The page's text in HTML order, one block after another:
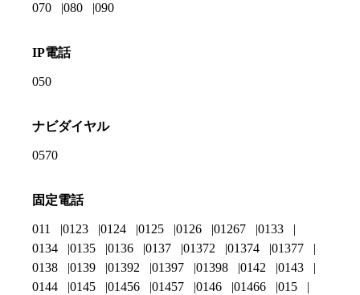
070 080 090
IP電話
050
ナビダイヤル
0570
固定電話
011 0123 0124 0125 0126 01267
0133
0134
0135 0136 0137 01372 01374
01377
0138
0139 01392 01397 01398 0142
0143
0144
0145 01456 01457 0146 01466
015